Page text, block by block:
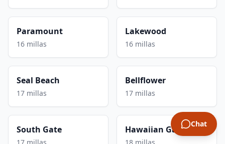
Paramount
16 millas
Lakewood
16 millas
Seal Beach
17 millas
Bellflower
17 millas
South Gate Hawaiian Gardens
Chat